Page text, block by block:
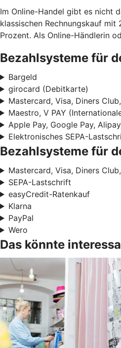
Im Online-Handel gibt es nicht
klassischen Rechnungskauf
Prozent. Als Online-Händlerin
Bezahlsysteme für
Bargeld
girocard (Debitkarte)
Mastercard, Visa, Diners
Maestro, V PAY
Apple Pay, Google Pay,
Elektronisches SEPA-
Bezahlsysteme für
Mastercard, Visa, Diners
SEPA-Lastschrift
easyCredit-Ratenkauf
Klarna
PayPal
Wero
Das könnte